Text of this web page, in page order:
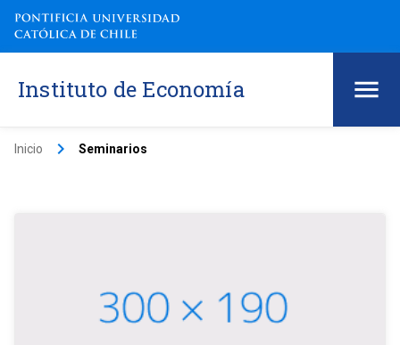
Instituto de Economía
Inicio keyboard_arrow_right Seminarios